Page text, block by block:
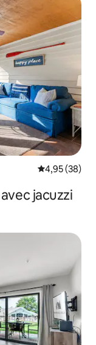
Évaluation
4,95 (38)
jacuzzi